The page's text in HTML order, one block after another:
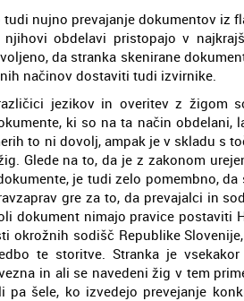
nujno prevajanje dokumentov iz
obdelavi pristopajo v
da stranka skenirane
načinov dostaviti tudi izvirnike.
jezikov in overitev z žigom
ki so na ta način obdelani,
to ni dovolj, ampak je v skladu s
Glede na to, da je z zakonom
je tudi zelo pomembno,
gre za to, da prevajalci in
dokument nimajo pravice postaviti
okrožnih sodišč Republike
te storitve. Stranka je
in ali se navedeni žig v tem
pa šele, ko izvedejo prevejanje